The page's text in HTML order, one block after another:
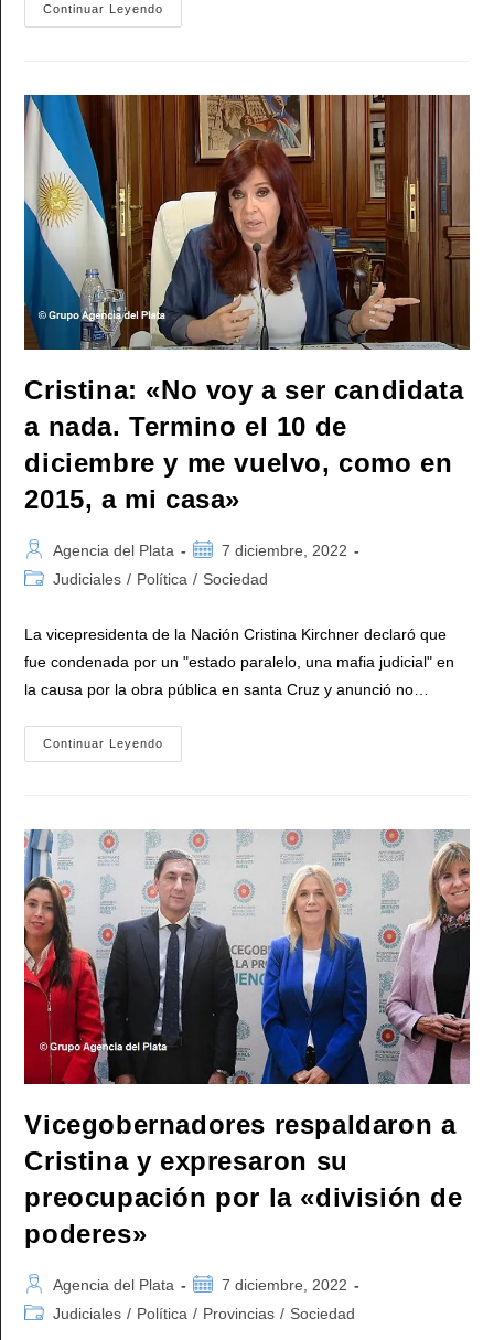
Continuar Leyendo
Asociación
Sumó
Repudio
Al
Fallo
Cristina
Kirchner:
«Una
Aberración
Jurídica»
Cristina: «No voy a ser candidata
a nada. Termino el 10 de
diciembre y me vuelvo, como en
2015, a mi casa»
Autor
de
Agencia del Plata
Publicación
de
7 diciembre, 2022
Categoría
entrada:
Judiciales / Política / Sociedad
La vicepresidenta de la Nación Cristina Kirchner declaró que
fue condenada por un "estado paralelo, una mafia judicial" en
la causa por la obra pública en santa Cruz y anunció no…
Continuar Leyendo
«No
Nada.
Termino
El
10
De
Diciembre
Y
Me
Vuelvo,
Como
En
2015,
A
Mi
Vicegobernadores respaldaron a
Cristina y expresaron su
preocupación por la «división de
poderes»
Autor
de
Agencia del Plata
Publicación
de
7 diciembre, 2022
Categoría
Judiciales / Política / Provincias / Sociedad